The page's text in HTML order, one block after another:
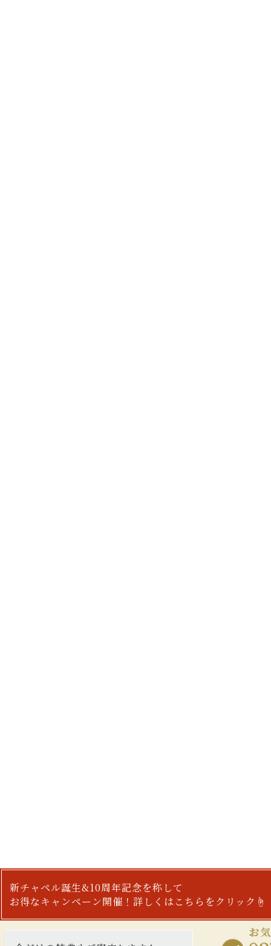
新チャペル誕生&10周年記念を称して
お得なキャンペーン開催！詳しくはこちらをクリック☝︎